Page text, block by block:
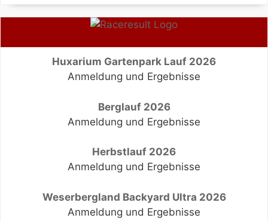
Huxarium Gartenpark Lauf 2026
Anmeldung und Ergebnisse
Berglauf 2026
Anmeldung und Ergebnisse
Herbstlauf 2026
Anmeldung und Ergebnisse
Weserbergland Backyard Ultra 2026
Anmeldung und Ergebnisse